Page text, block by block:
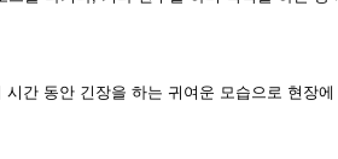
간 동안 긴장을 하는 귀여운 모습으로 현